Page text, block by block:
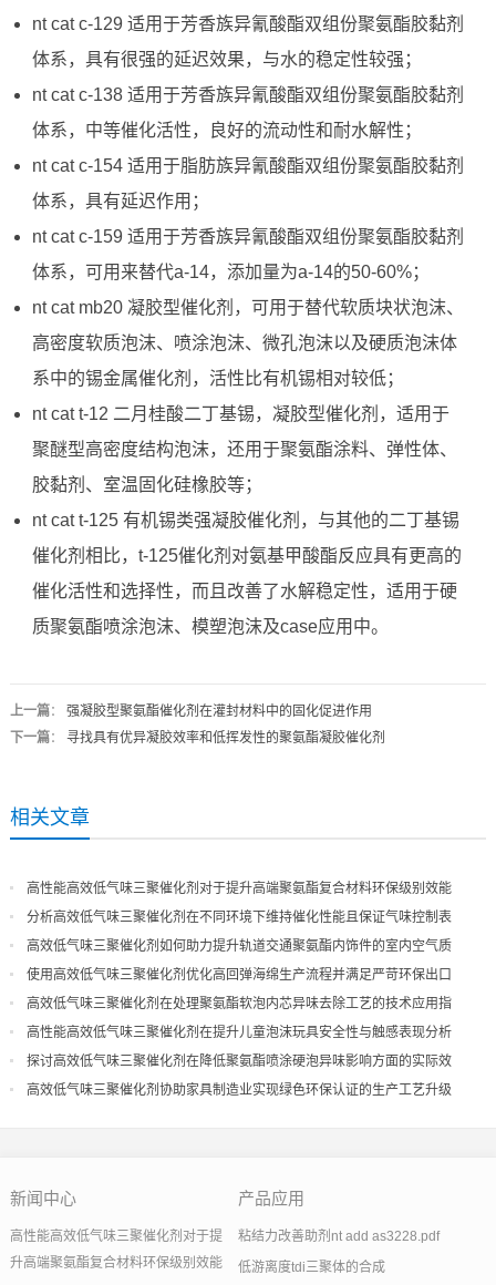
nt cat c-129 适用于芳香族异氰酸酯双组份聚氨酯胶黏剂
体系，具有很强的延迟效果，与水的稳定性较强；
nt cat c-138 适用于芳香族异氰酸酯双组份聚氨酯胶黏剂
体系，中等催化活性，良好的流动性和耐水解性；
nt cat c-154 适用于脂肪族异氰酸酯双组份聚氨酯胶黏剂
体系，具有延迟作用；
nt cat c-159 适用于芳香族异氰酸酯双组份聚氨酯胶黏剂
体系，可用来替代a-14，添加量为a-14的50-60%；
nt cat mb20 凝胶型催化剂，可用于替代软质块状泡沫、
高密度软质泡沫、喷涂泡沫、微孔泡沫以及硬质泡沫体
系中的锡金属催化剂，活性比有机锡相对较低；
nt cat t-12 二月桂酸二丁基锡，凝胶型催化剂，适用于
聚醚型高密度结构泡沫，还用于聚氨酯涂料、弹性体、
胶黏剂、室温固化硅橡胶等；
nt cat t-125 有机锡类强凝胶催化剂，与其他的二丁基锡
催化剂相比，t-125催化剂对氨基甲酸酯反应具有更高的
催化活性和选择性，而且改善了水解稳定性，适用于硬
质聚氨酯喷涂泡沫、模塑泡沫及case应用中。
上一篇： 强凝胶型聚氨酯催化剂在灌封材料中的固化促进作用
下一篇： 寻找具有优异凝胶效率和低挥发性的聚氨酯凝胶催化剂
相关文章
高性能高效低气味三聚催化剂对于提升高端聚氨酯复合材料环保级别效能
分析高效低气味三聚催化剂在不同环境下维持催化性能且保证气味控制表
现
高效低气味三聚催化剂如何助力提升轨道交通聚氨酯内饰件的室内空气质
量
使用高效低气味三聚催化剂优化高回弹海绵生产流程并满足严苛环保出口
高效低气味三聚催化剂在处理聚氨酯软泡内芯异味去除工艺的技术应用指
导
高性能高效低气味三聚催化剂在提升儿童泡沫玩具安全性与触感表现分析
探讨高效低气味三聚催化剂在降低聚氨酯喷涂硬泡异味影响方面的实际效
果
高效低气味三聚催化剂协助家具制造业实现绿色环保认证的生产工艺升级
新闻中心
高性能高效低气味三聚催化剂对于提
升高端聚氨酯复合材料环保级别效能
产品应用
粘结力改善助剂nt add as3228.pdf
低游离度tdi三聚体的合成